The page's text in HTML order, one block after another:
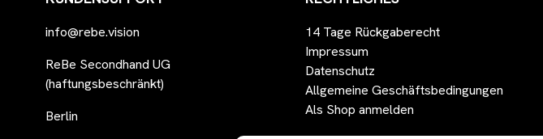
info@rebe.vision
ReBe Secondhand UG
(haftungsbeschränkt)
Berlin
14 Tage Rückgaberecht
Impressum
Datenschutz
Allgemeine Geschäftsbedingungen
Als Shop anmelden